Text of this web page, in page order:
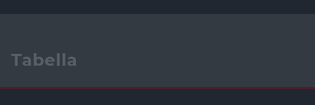
Tabella